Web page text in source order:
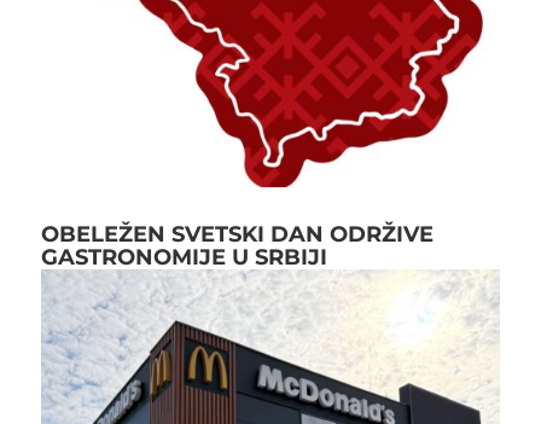
OBELEŽEN SVETSKI DAN ODRŽIVE
GASTRONOMIJE U SRBIJI